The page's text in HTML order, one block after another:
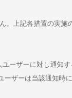
。上記各措置の実施
ーザーに対し通知す
ーザーは当該通知時